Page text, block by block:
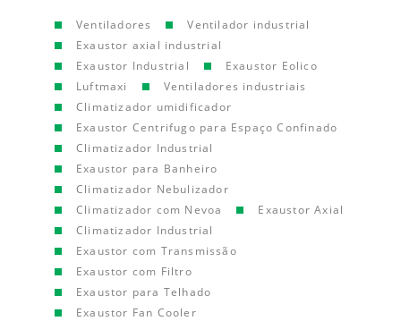
Ventiladores
Ventilador industrial
Exaustor axial industrial
Exaustor Industrial
Exaustor Eolico
Luftmaxi
Ventiladores industriais
Climatizador umidificador
Exaustor Centrifugo para Espaço Confinado
Climatizador Industrial
Exaustor para Banheiro
Climatizador Nebulizador
Climatizador com Nevoa
Exaustor Axial
Climatizador Industrial
Exaustor com Transmissão
Exaustor com Filtro
Exaustor para Telhado
Exaustor Fan Cooler